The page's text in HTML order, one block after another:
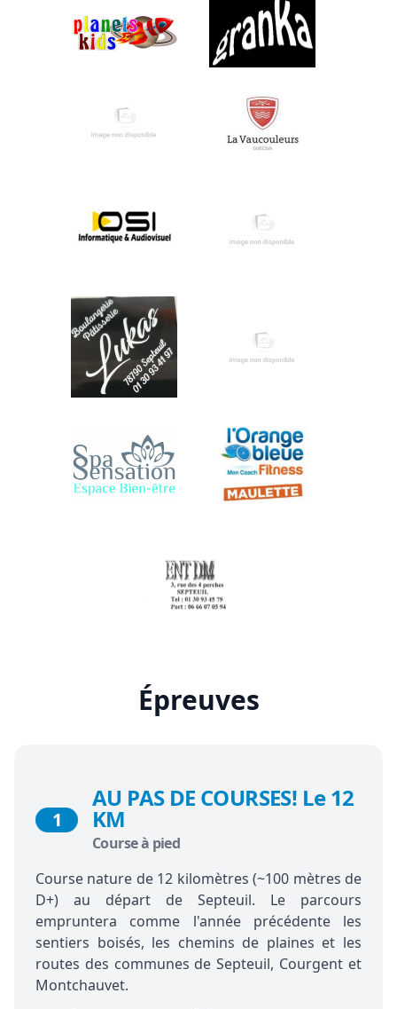
Épreuves
1
AU PAS DE COURSES! Le 12
KM
Course à pied
Course nature de 12 kilomètres (~100 mètres de
D+) au départ de Septeuil. Le parcours
empruntera comme l'année précédente les
sentiers boisés, les chemins de plaines et les
routes des communes de Septeuil, Courgent et
Montchauvet.